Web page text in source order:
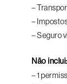
–
–
– Seguro
Não inclui:
– 1